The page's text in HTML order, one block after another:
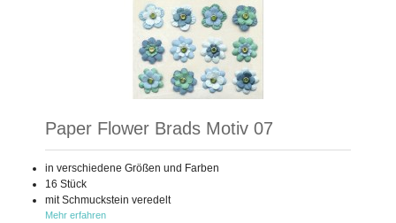
Paper Flower Brads Motiv 07
in verschiedene Größen und Farben
16 Stück
mit Schmuckstein veredelt
Mehr erfahren